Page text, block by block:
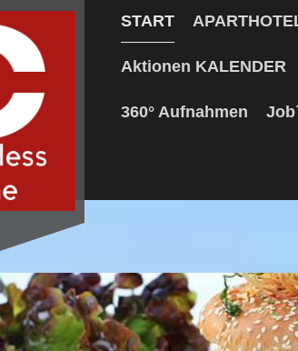
START
Aktionen KALENDER
360° Aufnahmen